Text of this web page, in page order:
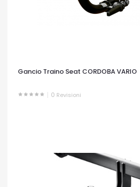
Gancio Traino Seat CORDOBA VARIO
0 Revisioni
OCCHIATA VELOCE